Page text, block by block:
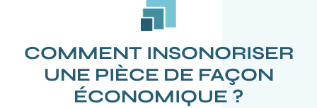
COMMENT INSONORISER
UNE PIÈCE DE FAÇON
ÉCONOMIQUE ?